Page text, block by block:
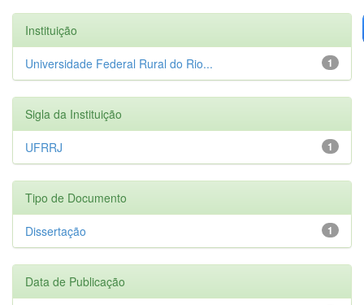
Instituição
1
Universidade Federal Rural do Rio...
Sigla da Instituição
1
UFRRJ
Tipo de Documento
1
Dissertação
Data de Publicação